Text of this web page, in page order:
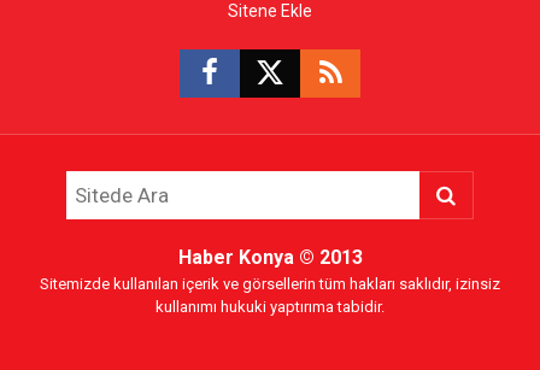
Sitene Ekle
Haber Konya© 2013
Sitemizde kullanılan içerik ve görsellerin tüm hakları saklıdır, izinsiz
kullanımı hukuki yaptırıma tabidir.